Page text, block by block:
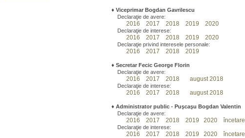
♦ Viceprimar Bogdan Gavrilescu
Declaraţie de avere:
2016 2017 2018 2019 2020
Declaraţie de interese:
2016 2017 2018 2019 2020
Declaraţie privind interesele personale:
2016 2017 2018 2019
♦ Secretar Fecic George Florin
Declaraţie de avere:
2016 2017 2018 august 2018
Declaraţie de interese:
2016 2017 2018 august 2018
♦ Administrator public - Puşcaşu Bogdan Valentin
Declaraţie de avere:
2016 2017 2018 2019 2020 încetare
Declaraţie de interese:
2016 2017 2018 2019 2020 încetare